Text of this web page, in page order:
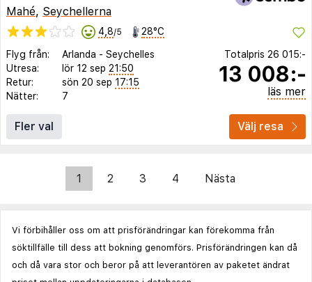
Mahé, Seychellerna
4,8/5 28°C
Flyg från: Arlanda - Seychelles
Utresa:
lör 12 sep 21:50
Retur:
sön 20 sep 17:15
Nätter:
7
Totalpris 26 015:-
13 008:-
läs mer
Fler val Välj resa
1 2 3 4 Nästa
Vi förbihåller oss om att prisförändringar kan förekomma från
söktillfälle till dess att bokning genomförs. Prisförändringen kan då
och då vara stor och beror på att leverantören av paketet ändrat